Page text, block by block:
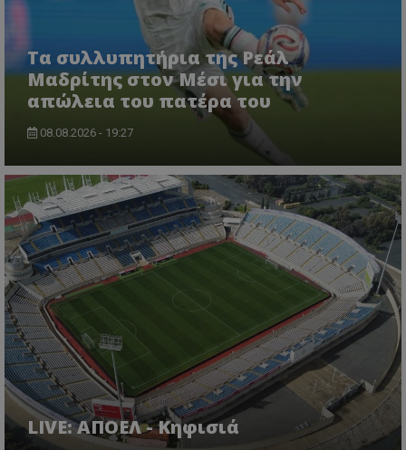
Τα συλλυπητήρια της Ρεάλ
Μαδρίτης στον Μέσι για την
απώλεια του πατέρα του
08.08.2026 - 19:27
LIVE: ΑΠΟΕΛ - Κηφισιά